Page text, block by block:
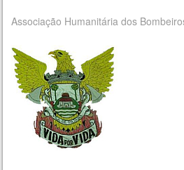
Associação Humanitária dos